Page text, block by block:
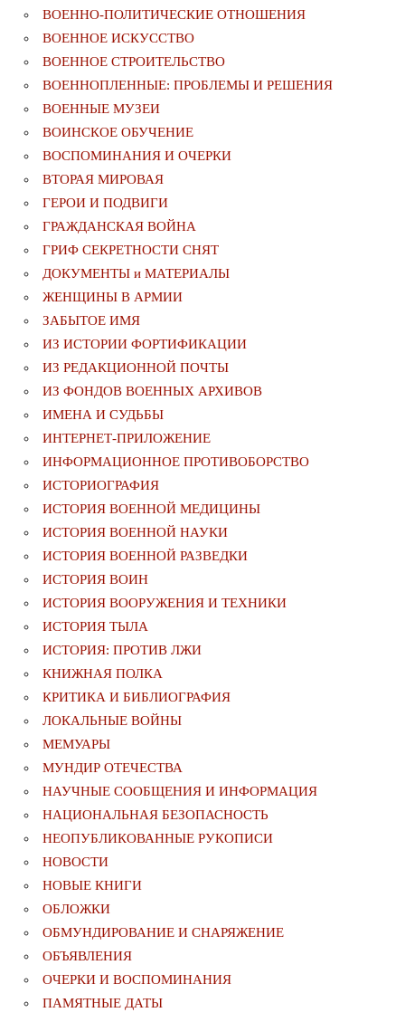
ВОЕННО-ПОЛИТИЧЕСКИE ОТНОШЕНИЯ
ВОЕННОЕ ИСКУССТВО
ВОЕННОЕ СТРОИТЕЛЬСТВО
ВОЕННОПЛЕННЫЕ: ПРОБЛЕМЫ И РЕШЕНИЯ
ВОЕННЫЕ МУЗЕИ
ВОИНСКОЕ ОБУЧЕНИЕ
ВОСПОМИНАНИЯ И ОЧЕРКИ
ВТОРАЯ МИРОВАЯ
ГЕРОИ И ПОДВИГИ
ГРАЖДАНСКАЯ ВОЙНА
ГРИФ СЕКРЕТНОСТИ СНЯТ
ДОКУМЕНТЫ и МАТЕРИАЛЫ
ЖЕНЩИНЫ В АРМИИ
ЗАБЫТОЕ ИМЯ
ИЗ ИСТОРИИ ФОРТИФИКАЦИИ
ИЗ РЕДАКЦИОННОЙ ПОЧТЫ
ИЗ ФОНДОВ ВОЕННЫХ АРХИВОВ
ИМЕНА И СУДЬБЫ
ИНТЕРНЕТ-ПРИЛОЖЕНИЕ
ИНФОРМАЦИОННОЕ ПРОТИВОБОРСТВО
ИСТОРИОГРАФИЯ
ИСТОРИЯ ВОЕННОЙ МЕДИЦИНЫ
ИСТОРИЯ ВОЕННОЙ НАУКИ
ИСТОРИЯ ВОЕННОЙ РАЗВЕДКИ
ИСТОРИЯ ВОИН
ИСТОРИЯ ВООРУЖЕНИЯ И ТЕХНИКИ
ИСТОРИЯ ТЫЛА
ИСТОРИЯ: ПРОТИВ ЛЖИ
КНИЖНАЯ ПОЛКА
КРИТИКА И БИБЛИОГРАФИЯ
ЛОКАЛЬНЫЕ ВОЙНЫ
МЕМУАРЫ
МУНДИР ОТЕЧЕСТВА
НАУЧНЫЕ СООБЩЕНИЯ И ИНФОРМАЦИЯ
НАЦИОНАЛЬНАЯ БЕЗОПАСНОСТЬ
НЕОПУБЛИКОВАННЫЕ РУКОПИСИ
НОВОСТИ
НОВЫЕ КНИГИ
ОБЛОЖКИ
ОБМУНДИРОВАНИЕ И СНАРЯЖЕНИЕ
ОБЪЯВЛЕНИЯ
ОЧЕРКИ И ВОСПОМИНАНИЯ
ПАМЯТНЫЕ ДАТЫ